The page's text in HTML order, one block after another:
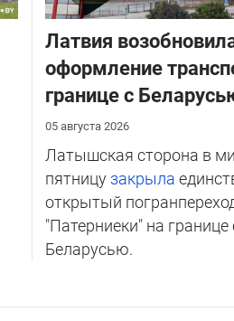
Латвия
оформление
границе с
05 августа 2026
Латышская сторона в
пятницу закрыла
открытый
"Патерниеки" на границе
Беларусью.